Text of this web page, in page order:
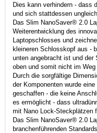
Dies kann verhindern - dass
und sich stattdessen
Das Slim NanoSaver® 2.0
Weiterentwicklung des
Laptopschlosses und
kleineren Schlosskopf aus -
unten angebracht ist und der
oben und somit nicht im Weg
Durch die sorgfältige
der Komponenten wurde
geschaffen - die keine
es ermöglicht - dass
mit Nano Lock-Steckplätzen
Das Slim NanoSaver® 2.0
branchenführenden